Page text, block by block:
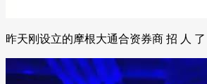
昨天刚设立的摩根大通合资券商 招 人 了